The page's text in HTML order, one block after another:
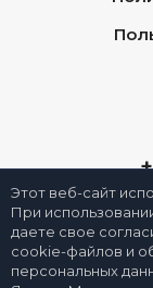
Этот веб-сайт
При
даете свое
cookie-файлов и
персональных